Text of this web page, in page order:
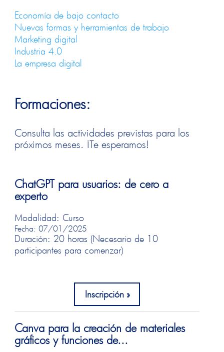
Economía de bajo contacto
Nuevas formas y herramientas de trabajo
Marketing digital
Industria 4.0
La empresa digital
Formaciones:
Consulta las actividades previstas para los
próximos meses. ¡Te esperamos!
ChatGPT para usuarios: de cero a
experto
Modalidad: Curso
Fecha: 07/01/2025
Duración: 20 horas (Necesario de 10
participantes para comenzar)
Inscripción
Canva para la creación de materiales
gráficos y funciones de...